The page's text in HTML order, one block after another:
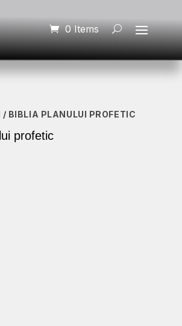
0 Items
/ BIBLIA PLANULUI PROFETIC
profetic